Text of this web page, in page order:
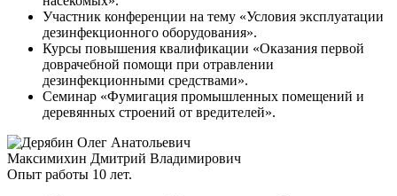
Участник конференции на тему «Условия эксплуатации
дезинфекционного оборудования».
Курсы повышения квалификации «Оказания первой
доврачебной помощи при отравлении
дезинфекционными средствами».
Семинар «Фумигация промышленных помещений и
деревянных строений от вредителей».
Максимихин Дмитрий Владимирович
Опыт работы 10 лет.